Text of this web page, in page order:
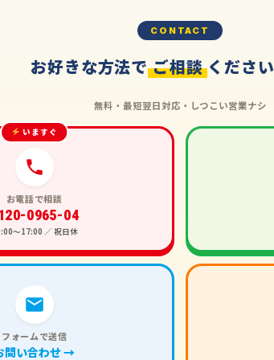
CONTACT
お好きな方法で ご相談 ください
無料・最短翌日対応・しつこい営業ナシ
いますぐ
お電話で相談
0965-04
〜17:00 ／ 祝日休
フォームで送信
問い合わせ →